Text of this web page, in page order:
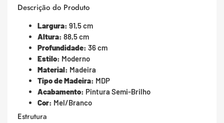
Descrição do Produto
Largura: 91,5 cm
Altura: 88,5 cm
Profundidade: 36 cm
Estilo: Moderno
Material: Madeira
Tipo de Madeira: MDP
Acabamento: Pintura Semi-Brilho
Cor: Mel/Branco
Estrutura